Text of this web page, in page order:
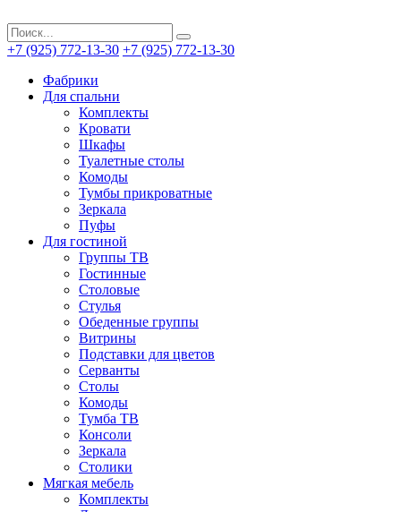
+7 (925) 772-13-30 +7 (925) 772-13-30
Фабрики
Для спальни
Комплекты
Кровати
Шкафы
Туалетные столы
Комоды
Тумбы прикроватные
Зеркала
Пуфы
Для гостиной
Группы ТВ
Гостинные
Столовые
Стулья
Обеденные группы
Витрины
Подставки для цветов
Серванты
Столы
Комоды
Тумба ТВ
Консоли
Зеркала
Столики
Мягкая мебель
Комплекты